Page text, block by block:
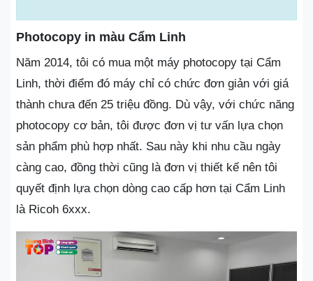
Photocopy in màu Cẩm Linh
Năm 2014, tôi có mua một máy photocopy tại Cẩm
Linh, thời điểm đó máy chỉ có chức đơn giản với giá
thành chưa đến 25 triệu đồng. Dù vậy, với chức năng
photocopy cơ bản, tôi được đơn vị tư vấn lựa chọn
sản phẩm phù hợp nhất. Sau này khi nhu cầu ngày
càng cao, đồng thời cũng là đơn vị thiết kế nên tôi
quyết định lựa chọn dòng cao cấp hơn tại Cẩm Linh
là Ricoh 6xxx.